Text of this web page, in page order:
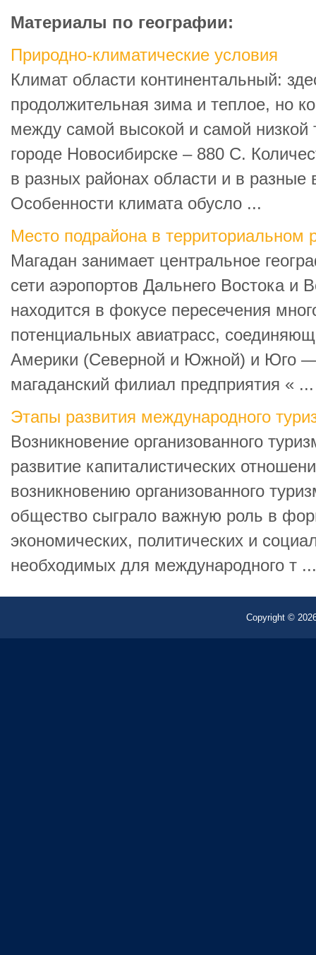
Материалы по географии:
Природно-климатические условия
Климат области континентальный:
продолжительная зима и теплое, но
между самой высокой и самой низкой
городе Новосибирске – 880 С.
в разных районах области и в разные
Особенности климата обусло ...
Место подрайона в территориальном
Магадан занимает центральное
сети аэропортов Дальнего Востока и
находится в фокусе пересечения
потенциальных авиатрасс,
Америки (Северной и Южной) и Юго —
магаданский филиал предприятия « ...
Этапы развития международного
Возникновение организованного
развитие капиталистических
возникновению организованного
общество сыграло важную роль в
экономических, политических и
необходимых для международного т ...
Copyright ©